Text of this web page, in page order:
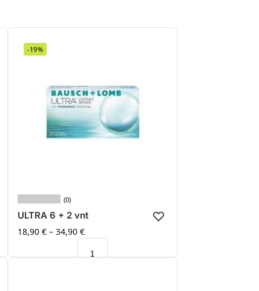
-19%
(0)
ULTRA 6 + 2 vnt
18,90 € – 34,90 €